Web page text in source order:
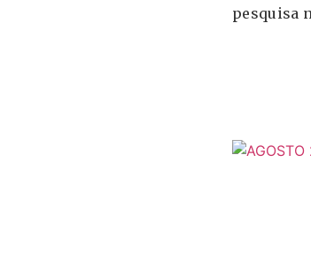
pesquisa